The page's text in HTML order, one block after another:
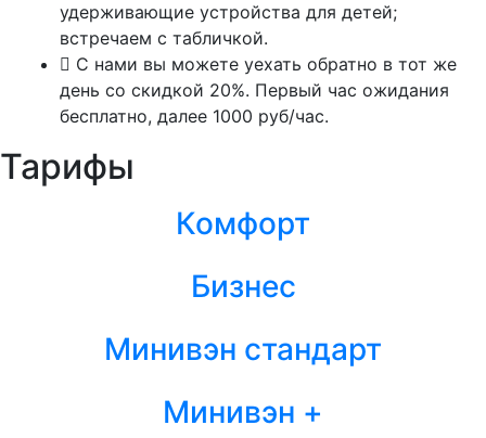
удерживающие устройства для детей;
встречаем с табличкой.
С нами вы можете уехать обратно в тот же
день со скидкой 20%. Первый час ожидания
бесплатно, далее 1000 руб/час.
Тарифы
Комфорт
Бизнес
Минивэн стандарт
Минивэн +